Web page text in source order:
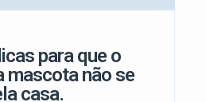
para que o
mascota não se
casa.